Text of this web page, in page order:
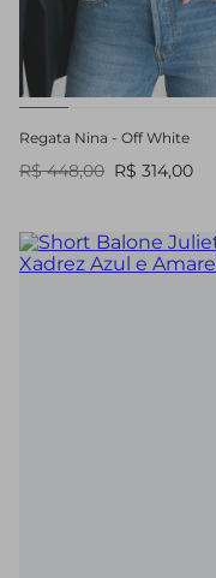
Regata Nina - Off White
R$ 448,00 R$ 314,00